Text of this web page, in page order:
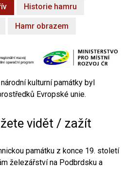
Historie hamru
Hamr obrazem
kulturní památky byl
Evropské unie.
vidět / zažít
památku z konce 19. století
železářství na Podbrdsku a